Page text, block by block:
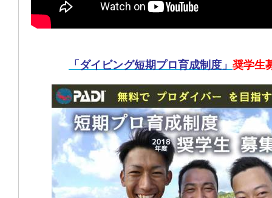
「ダイビング短期プロ育成制度」 奨学生